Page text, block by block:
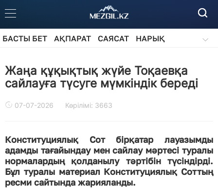
БАСТЫ БЕТ АҚПАРАТ САЯСАТ
НАРЫҚ
Жаңа құқықтық жүйе Тоқаевқа
сайлауға түсуге мүмкіндік береді
07-07-2026 Көрілімі: 3663
Конституциялық Сот бірқатар лауазымды
адамды тағайындау мен сайлау мәртесі туралы
нормалардың қолданылу тәртібін түсіндірді.
Бұл туралы материал Конституциялық Соттың
ресми сайтында жарияланды.